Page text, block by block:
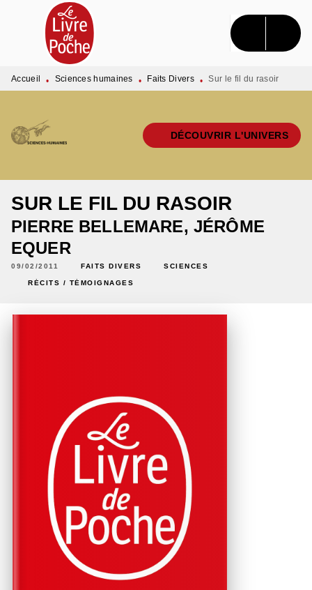
MENU RECHERCHE CONTENU
PIED DE PAGE
Accueil • Sciences humaines • Faits Divers • Sur le fil du rasoir
DÉCOUVRIR L'UNIVERS
SUR LE FIL DU RASOIR
PIERRE BELLEMARE, JÉRÔME
EQUER
09/02/2011 FAITS DIVERS SCIENCES
RÉCITS / TÉMOIGNAGES